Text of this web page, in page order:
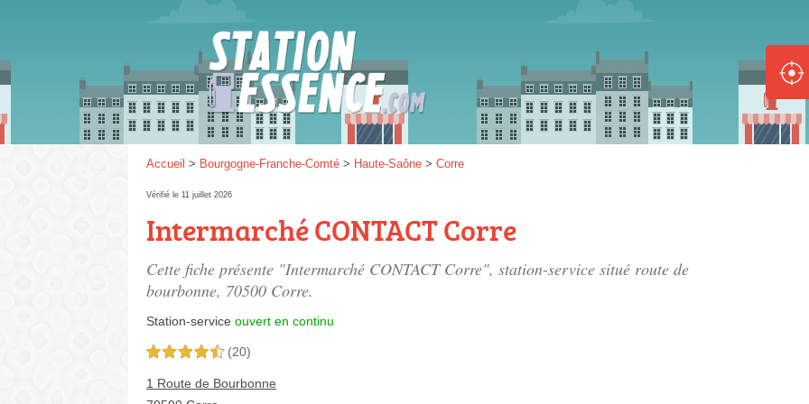
Accueil > Bourgogne-Franche-Comté > Haute-Saône > Corre
Vérifié le 11 juillet 2026
Intermarché CONTACT Corre
Cette fiche présente "Intermarché CONTACT Corre", station-service situé route de
bourbonne, 70500 Corre.
Station-service ouvert en continu
4,5 étoiles sur 5 (20)
1 Route de Bourbonne
Gazole :
Disponible Épuisé
SP 98 :
SP 95 :
Disponible Épuisé